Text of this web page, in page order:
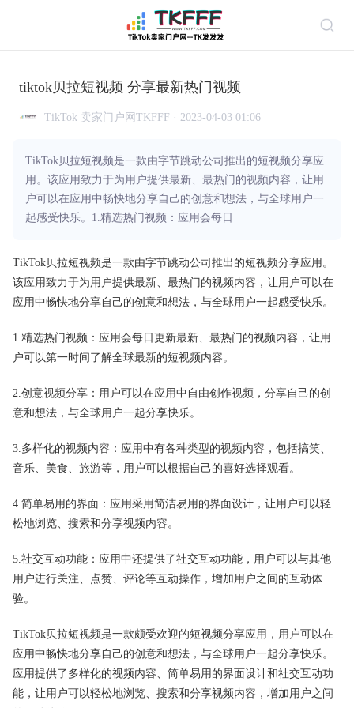
tiktok贝拉短视频 分享最新热门视频
TikTok 卖家门户网TKFFF · 2023-04-03 01:06
TikTok贝拉短视频是一款由字节跳动公司推出的短视频分享应
用。该应用致力于为用户提供最新、最热门的视频内容，让用
户可以在应用中畅快地分享自己的创意和想法，与全球用户一
起感受快乐。1.精选热门视频：应用会每日
TikTok贝拉短视频是一款由字节跳动公司推出的短视频分享应用。
该应用致力于为用户提供最新、最热门的视频内容，让用户可以在
应用中畅快地分享自己的创意和想法，与全球用户一起感受快乐。
1.精选热门视频：应用会每日更新最新、最热门的视频内容，让用
户可以第一时间了解全球最新的短视频内容。
2.创意视频分享：用户可以在应用中自由创作视频，分享自己的创
意和想法，与全球用户一起分享快乐。
3.多样化的视频内容：应用中有各种类型的视频内容，包括搞笑、
音乐、美食、旅游等，用户可以根据自己的喜好选择观看。
4.简单易用的界面：应用采用简洁易用的界面设计，让用户可以轻
松地浏览、搜索和分享视频内容。
5.社交互动功能：应用中还提供了社交互动功能，用户可以与其他
用户进行关注、点赞、评论等互动操作，增加用户之间的互动体
验。
TikTok贝拉短视频是一款颇受欢迎的短视频分享应用，用户可以在
应用中畅快地分享自己的创意和想法，与全球用户一起分享快乐。
应用提供了多样化的视频内容、简单易用的界面设计和社交互动功
能，让用户可以轻松地浏览、搜索和分享视频内容，增加用户之间